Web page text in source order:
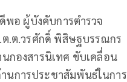
พอ ผู้บังคับการตำรวจ
.ต.วรศักดิ์ พิสิษฐบรรณกร
กองสารนิเทศ ขับเคลื่อน
นการประชาสัมพันธ์ในการ